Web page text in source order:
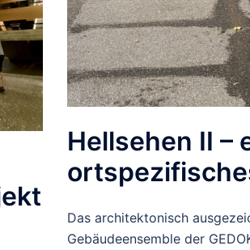
Hellsehen II –
Das architektonisch
Gebäudeensemble der